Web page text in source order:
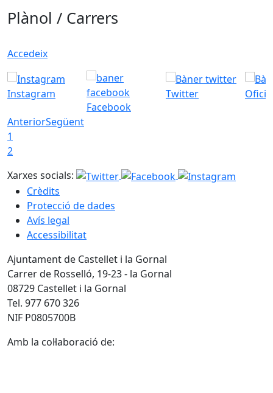
Plànol / Carrers
Accedeix
Instagram
Facebook
Twitter
AnteriorSegüent
1
2
Xarxes socials:
Crèdits
Protecció de dades
Avís legal
Accessibilitat
Ajuntament de Castellet i la Gornal
Carrer de Rosselló, 19-23 - la Gornal
08729 Castellet i la Gornal
Tel. 977 670 326
NIF P0805700B
Amb la col·laboració de: